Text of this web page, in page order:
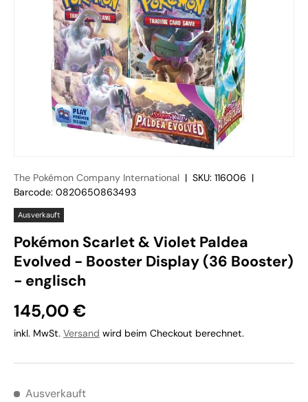
The Pokémon Company International | SKU: 116006 |
Barcode: 0820650863493
Ausverkauft
Pokémon Scarlet & Violet Paldea
Evolved - Booster Display (36 Booster)
- englisch
145,00 €
inkl. MwSt. Versand wird beim Checkout berechnet.
Ausverkauft